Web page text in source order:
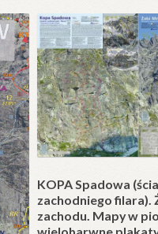
Help in English